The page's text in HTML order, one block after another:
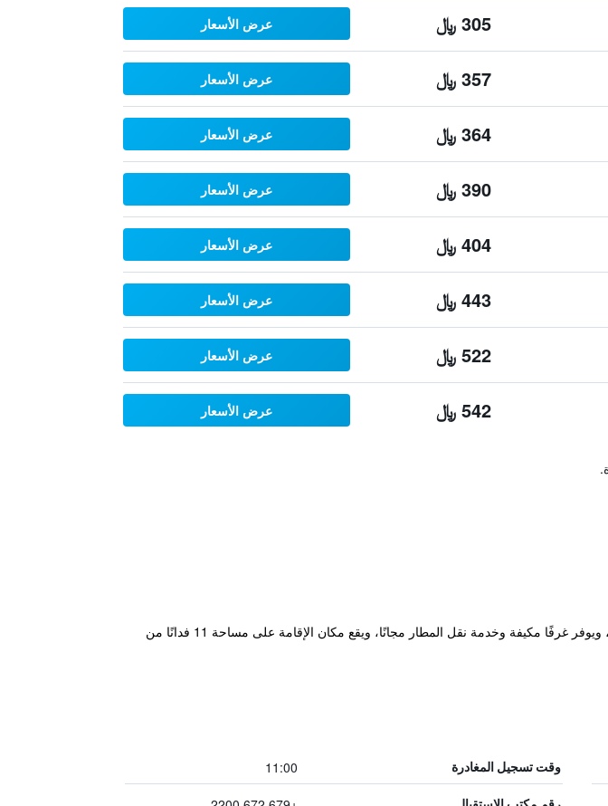
305 ﷼ عرض الأسعار
357 ﷼ عرض الأسعار
364 ﷼ عرض الأسعار
390 ﷼ عرض الأسعار
404 ﷼ عرض الأسعار
443 ﷼ عرض الأسعار
522 ﷼ عرض الأسعار
542 ﷼ عرض الأسعار
يقع فندق Tanoa Skylodge على بُعد 5 دقائق فقط بالسيارة من مطار نادي الدولي، ويوفر غرفًا مكيفة وخدمة نقل المطار مجانًا، ويقع مكان الإقامة على مساحة 11 فدانًا من
وقت تسجيل المغادرة 11:00